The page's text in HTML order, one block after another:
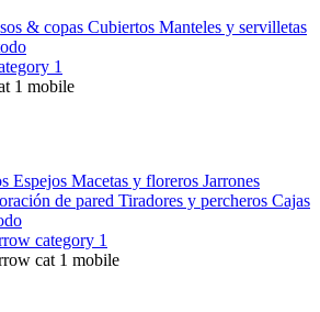
& copas Cubiertos Manteles y servilletas
Espejos Macetas y floreros Jarrones
de pared Tiradores y percheros Cajas